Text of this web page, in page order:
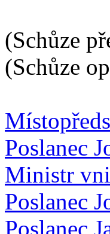
(Schůze
(Schůze
Poslanec
Ministr
Poslanec
Poslanec